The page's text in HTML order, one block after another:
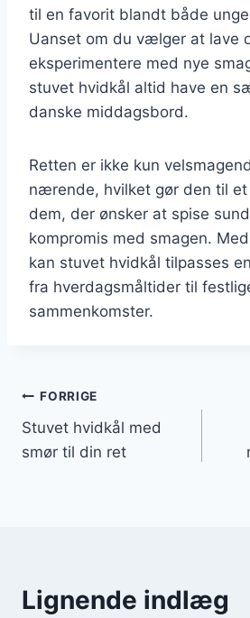
til en favorit blandt både
Uanset om du vælger at lave
eksperimentere med nye
stuvet hvidkål altid have en
danske middagsbord.
Retten er ikke kun
nærende, hvilket gør den til
dem, der ønsker at spise
kompromis med smagen.
kan stuvet hvidkål tilpasses
fra hverdagsmåltider til
sammenkomster.
Indlægsnavigation
FORRIGE
Stuvet hvidkål med
smør til din ret
Lignende indlæg